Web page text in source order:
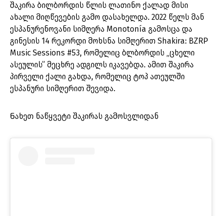
შაკირა ბილბორდის წლის ლათინო ქალად მისი
ახალი მიღწევების გამო დასახელდა. 2022 წელს მან
ესპანურენოვანი სიმღერა Monotonía გამოსცა და
გინესის 14 რეკორდი მოხსნა სიმღერით Shakira: BZRP
Music Sessions #53, რომელიც ბლბორდის „ცხელი
ასეულის” მეცხრე ადგილს იკავებდა. ამით შაკირა
პირველი ქალი გახდა, რომელიც ტოპ ათეულში
ესპანური სიმღერით შევიდა.
Ნახეთ ნაწყვეტი შაკირას გამოსვლიდან